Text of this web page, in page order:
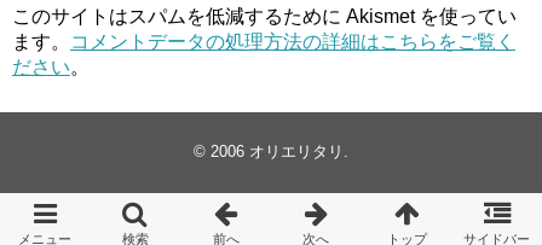
このサイトはスパムを低減するために Akismet を使ってい
ます。
コメントデータの処理方法の詳細はこちらをご覧く
ださい。
© 2006 オリエリタリ .